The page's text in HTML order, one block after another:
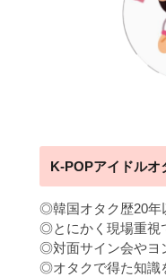
K-POPアイドルオ
◎韓国オタク歴20年
◎とにかく現場重視
◎対面サイン会やヨ
◎オタクで得た知識